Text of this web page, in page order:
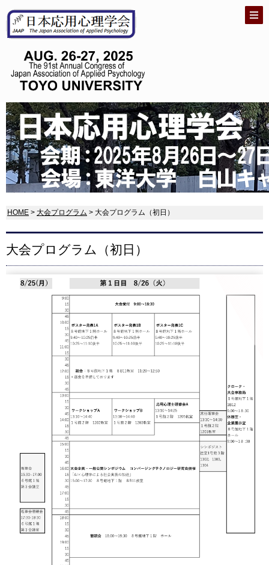
HOME > 大会プログラム > 大会プログラム（初日）
大会プログラム（初日）